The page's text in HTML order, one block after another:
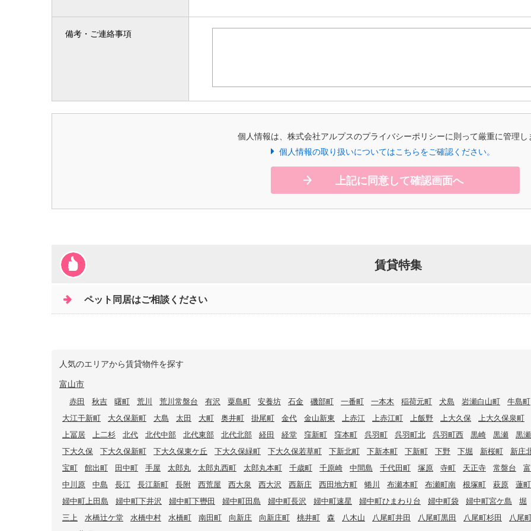
備考・ご連絡事項
個人情報は、株式会社アルプスのプライバシーポリシーに則って厳重に管理し
個人情報の取り扱いについてはこちらをご確認ください。
上記に同意して確認画面へ
賃貸特集
ペット同居はご相談ください
人気のエリアから賃貸物件を探す
富山市
赤田 秋吉 曙町 荒川 荒川常盤台 有沢 粟島町 安養坊 石金 磯部町 一番町 一本木 稲荷元町 犬島 岩瀬白山町
牛島町
大江干新町
大久保新町 大島 太田 大町 奥井町 掛尾町 金代 金山新東 上赤江 上赤江町 上飯野 上大久保
上大久保泉町
上冨居
上二杉 北代 北代中部 北代東部 北代北部 経田 経堂 窪新町 窪本町 呉羽町 呉羽町北 呉羽町西 黒崎 黒瀬
黒
下大久保
下大久保新町 下大久保東ケ丘 下大久保緑町 下大久保若草町 下新北町 下新本町 下新町 下野 下堀 新桜町
新庄
宝町
館出町 田中町 手屋 太郎丸 太郎丸西町 太郎丸本町 千歳町 千原崎 中間島 千代田町 塚原 寺町 天正寺 常盤台
中川原
中島 長江 長江新町 長附 西荒屋 西大泉 西大沢 西新庄 西田地方町 蜷川 布瀬本町 布瀬町南 根塚町 萩原
蓮町
婦中町上田島
婦中町下井沢 婦中町下轡田 婦中町田島 婦中町長沢 婦中町速星 婦中町ひまわり台 婦中町袋 婦中町宮ケ島
堀
三上
水橋辻ケ堂 水橋中村 水橋町 南田町 向新庄 向新庄町 桃井町 森 八木山 八尾町井田 八尾町黒田 八尾町杉田
八尾